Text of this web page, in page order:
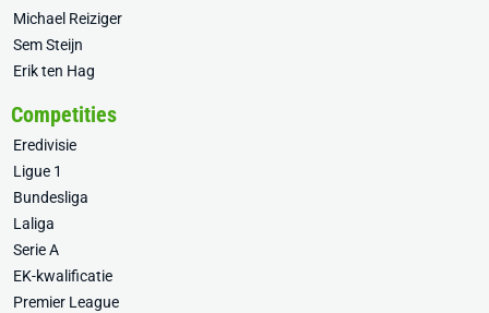
Michael Reiziger
Sem Steijn
Erik ten Hag
Competities
Eredivisie
Ligue 1
Bundesliga
Laliga
Serie A
EK-kwalificatie
Premier League